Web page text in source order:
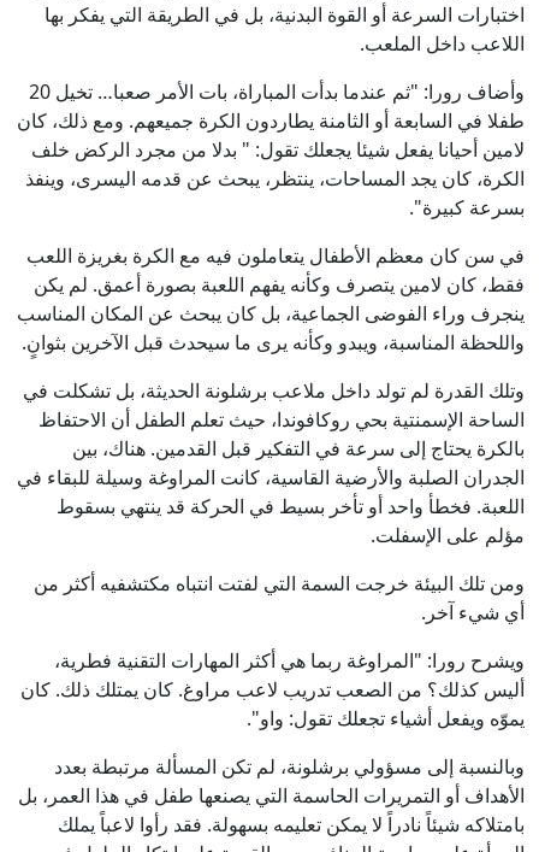
اختبارات السرعة أو القوة البدنية، بل في الطريقة التي يفكر بها
اللاعب داخل الملعب.
وأضاف رورا: "ثم عندما بدأت المباراة، بات الأمر صعبا… تخيل 20
طفلا في السابعة أو الثامنة يطاردون الكرة جميعهم. ومع ذلك، كان
لامين أحيانا يفعل شيئا يجعلك تقول: " بدلا من مجرد الركض خلف
الكرة، كان يجد المساحات، ينتظر، يبحث عن قدمه اليسرى، وينفذ
بسرعة كبيرة".
في سن كان معظم الأطفال يتعاملون فيه مع الكرة بغريزة اللعب
فقط، كان لامين يتصرف وكأنه يفهم اللعبة بصورة أعمق. لم يكن
ينجرف وراء الفوضى الجماعية، بل كان يبحث عن المكان المناسب
واللحظة المناسبة، ويبدو وكأنه يرى ما سيحدث قبل الآخرين بثوانٍ.
وتلك القدرة لم تولد داخل ملاعب برشلونة الحديثة، بل تشكلت في
الساحة الإسمنتية بحي روكافوندا، حيث تعلم الطفل أن الاحتفاظ
بالكرة يحتاج إلى سرعة في التفكير قبل القدمين. هناك، بين
الجدران الصلبة والأرضية القاسية، كانت المراوغة وسيلة للبقاء في
اللعبة. فخطأ واحد أو تأخر بسيط في الحركة قد ينتهي بسقوط
مؤلم على الإسفلت.
ومن تلك البيئة خرجت السمة التي لفتت انتباه مكتشفيه أكثر من
أي شيء آخر.
ويشرح رورا: "المراوغة ربما هي أكثر المهارات التقنية فطرية،
أليس كذلك؟ من الصعب تدريب لاعب مراوغ. كان يمتلك ذلك. كان
يموّه ويفعل أشياء تجعلك تقول: واو".
وبالنسبة إلى مسؤولي برشلونة، لم تكن المسألة مرتبطة بعدد
الأهداف أو التمريرات الحاسمة التي يصنعها طفل في هذا العمر، بل
بامتلاكه شيئاً نادراً لا يمكن تعليمه بسهولة. فقد رأوا لاعباً يملك